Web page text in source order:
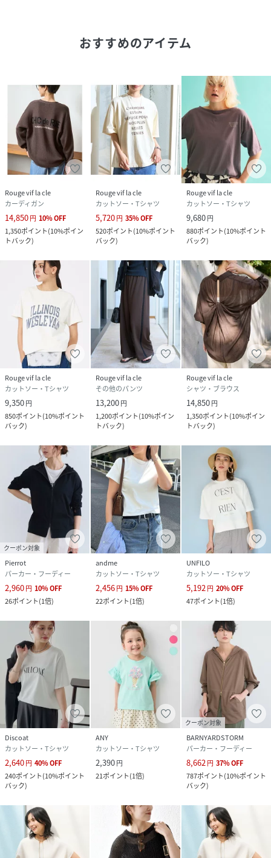
原産国 中国
素材 ポリエステル89% 麻11%
サイズ
クリーニング 手洗い可
品番
RY6030_31520440101
31520440101-82-3B RY6030)
おすすめのアイテム
Rouge vif la cle
カーディガン
14,850円 10%OFF
1,350ポイント(10%ポイン
トバック)
Rouge vif la cle
カットソー・Tシャツ
5,720円 35%OFF
520ポイント(10%ポイント
バック)
Rouge vif la cle
カットソー・Tシャツ
9,680円
880ポイント(10%ポイント
バック)
Rouge vif la cle
カットソー・Tシャツ
9,350円
850ポイント(10%ポイント
バック)
Rouge vif la cle
その他のパンツ
13,200円
1,200ポイント(10%ポイン
トバック)
Rouge vif la cle
シャツ・ブラウス
14,850円
1,350ポイント(10%ポイン
トバック)
クーポン対象
Pierrot
パーカー・フーディー
2,960円 10%OFF
26ポイント(1倍)
andme
カットソー・Tシャツ
2,456円 15%OFF
22ポイント(1倍)
UNFILO
カットソー・Tシャツ
5,192 円 20%OFF
47ポイント(1倍)
Discoat
カットソー・Tシャツ
2,640円 40%OFF
240ポイント(10%ポイント
バック)
ANY
カットソー・Tシャツ
2,390円
21ポイント(1倍)
クーポン対象
BARNYARDSTORM
パーカー・フーディー
8,662円 37%OFF
787ポイント(10%ポイント
バック)